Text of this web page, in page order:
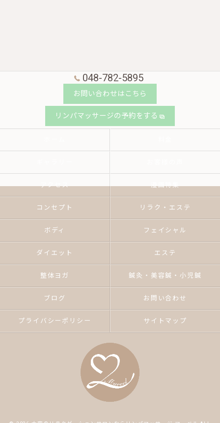
048-782-5895
お問い合わせはこちら
リンパマッサージの予約をする
アクセス 漫画特集
コンセプト リラク・エステ
ボディ フェイシャル
ダイエット エステ
整体ヨガ 鍼灸・美容鍼・小児鍼
ブログ お問い合わせ
プライバシーポリシー サイトマップ